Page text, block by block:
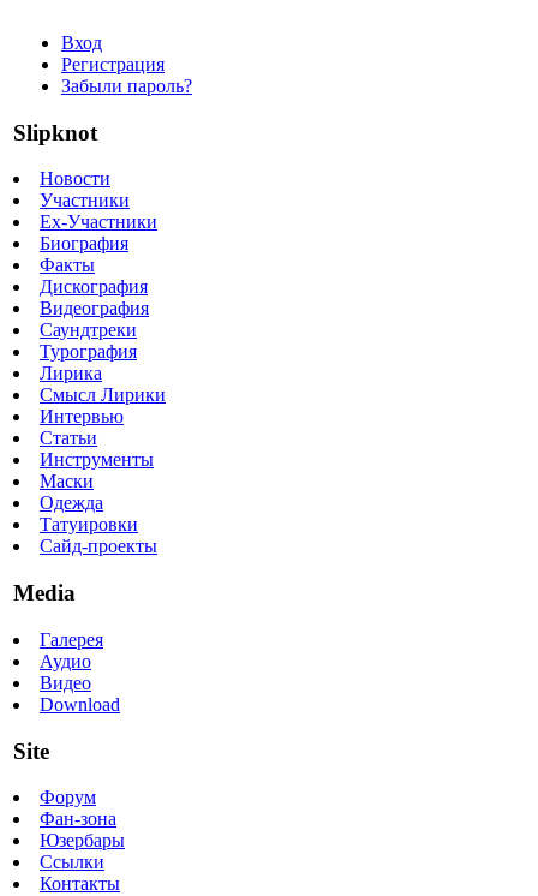
Вход
Регистрация
Забыли пароль?
Slipknot
Новости
Участники
Ex-Участники
Биография
Факты
Дискография
Видеография
Саундтреки
Турография
Лирика
Смысл Лирики
Интервью
Статьи
Инструменты
Маски
Одежда
Татуировки
Сайд-проекты
Media
Галерея
Аудио
Видео
Download
Site
Форум
Фан-зона
Юзербары
Ссылки
Контакты